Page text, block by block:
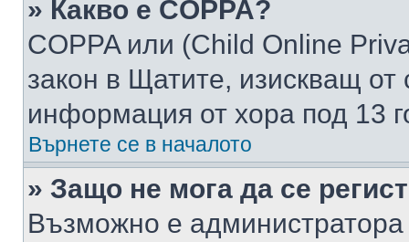
» Какво е COPPA?
COPPA или (Child Online
закон в Щатите, изискващ от
информация от хора под 13
Върнете се в началото
» Защо не мога да се
Възможно е